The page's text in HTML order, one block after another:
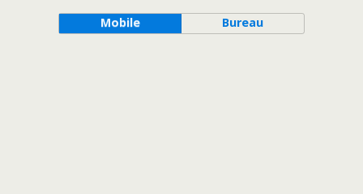
Mobile Bureau